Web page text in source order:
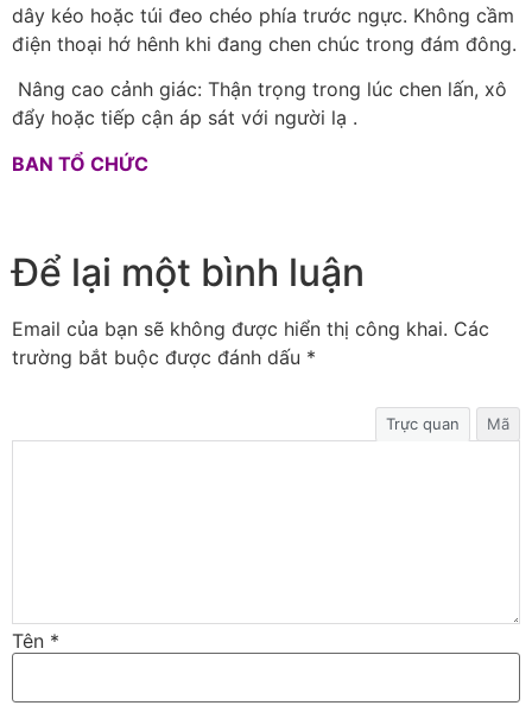
dây kéo hoặc túi đeo chéo phía trước ngực. Không cầm
điện thoại hớ hênh khi đang chen chúc trong đám đông.
​ Nâng cao cảnh giác: Thận trọng trong lúc chen lấn, xô
đẩy hoặc tiếp cận áp sát với người lạ .
BAN TỔ CHỨC
Để lại một bình luận
Email của bạn sẽ không được hiển thị công khai. Các
trường bắt buộc được đánh dấu *
Trực quan Mã
Tên *